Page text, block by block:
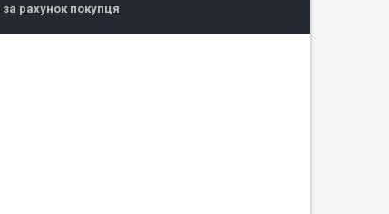
за рахунок покупця